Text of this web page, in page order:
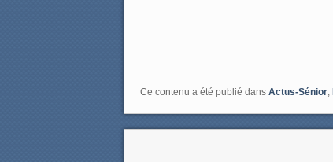
Ce contenu a été publié dans Actus-Sénior,